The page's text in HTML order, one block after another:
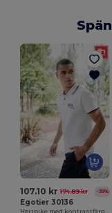
107.10 kr 174.89 kr -39%
Egotier 30136